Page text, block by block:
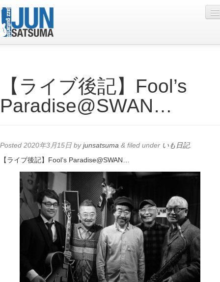
Live Schedule
Discography
Contact
YouTube
Online Lesson
【ライブ後記】Fool’s
Paradise@SWAN…
Posted 2020年3月15日 byjunsatsuma & filed under いも日記.
【ライブ後記】Fool’s Paradise@SWAN…